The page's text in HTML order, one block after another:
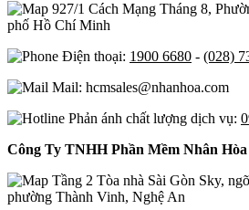
927/1 Cách Mạng Tháng 8,
phố Hồ Chí Minh
Điện thoại: 1900 6680 - (028)
Mail: hcmsales@nhanhoa.com
Phản ánh chất lượng dịch vụ:
Công Ty TNHH Phần Mềm Nhân Hòa
Tầng 2 Tòa nhà Sài Gòn Sky,
phường Thành Vinh, Nghệ An